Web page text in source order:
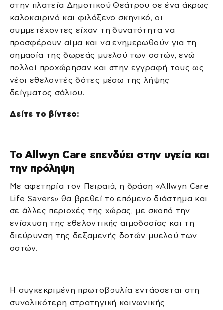
στην πλατεία Δημοτικού Θεάτρου σε ένα άκρως
καλοκαιρινό και φιλόξενο σκηνικό, οι
συμμετέχοντες είχαν τη δυνατότητα να
προσφέρουν αίμα και να ενημερωθούν για τη
σημασία της δωρεάς μυελού των οστών, ενώ
πολλοί προχώρησαν και στην εγγραφή τους ως
νέοι εθελοντές δότες μέσω της λήψης
δείγματος σάλιου.
Δείτε το βίντεο:
To Allwyn Care επενδύει στην υγεία και
την πρόληψη
Με αφετηρία τον Πειραιά, η δράση «Allwyn Care
Life Savers» θα βρεθεί το επόμενο διάστημα και
σε άλλες περιοχές της χώρας, με σκοπό την
ενίσχυση της εθελοντικής αιμοδοσίας και τη
διεύρυνση της δεξαμενής δοτών μυελού των
οστών.
Η συγκεκριμένη πρωτοβουλία εντάσσεται στη
συνολικότερη στρατηγική κοινωνικής